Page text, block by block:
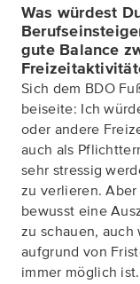
Was würdest
gute Balance
Sich dem BDO
beiseite: Ich
oder andere
auch als
sehr stressig
zu verlieren.
bewusst eine
zu schauen, auch
aufgrund von
immer möglich ist.